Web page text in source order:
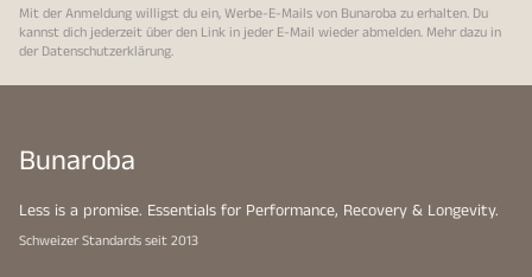
Mit der Anmeldung willigst du ein, Werbe-E-Mails von Bunaroba zu erhalten. Du
kannst dich jederzeit über den Link in jeder E-Mail wieder abmelden. Mehr dazu in
der Datenschutzerklärung.
Bunaroba
Less is a promise. Essentials for Performance, Recovery & Longevity.
Schweizer Standards seit 2013